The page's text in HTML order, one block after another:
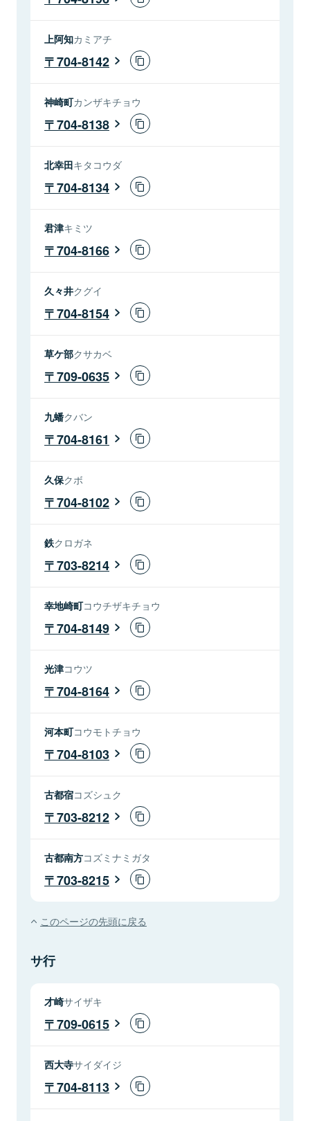
上阿知カミアチ
704-8142
神崎町カンザキチョウ
704-8138
北幸田キタコウダ
704-8134
君津キミツ
704-8166
久々井クグイ
704-8154
草ケ部クサカベ
709-0635
九蟠クバン
704-8161
久保クボ
704-8102
鉄クロガネ
703-8214
幸地崎町コウチザキチョウ
704-8149
光津コウツ
704-8164
河本町コウモトチョウ
704-8103
古都宿コズシュク
703-8212
古都南方コズミナミガタ
703-8215
このページの先頭に戻る
サ行
才崎サイザキ
709-0615
西大寺サイダイジ
704-8113